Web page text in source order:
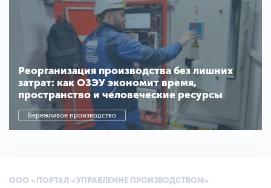
Реорганизация производства без лишних
затрат: как ОЗЭУ экономит время,
пространство и человеческие ресурсы
Бережливое производство
ООО «ПОРТАЛ «УПРАВЛЕНИЕ ПРОИЗВОДСТВОМ»